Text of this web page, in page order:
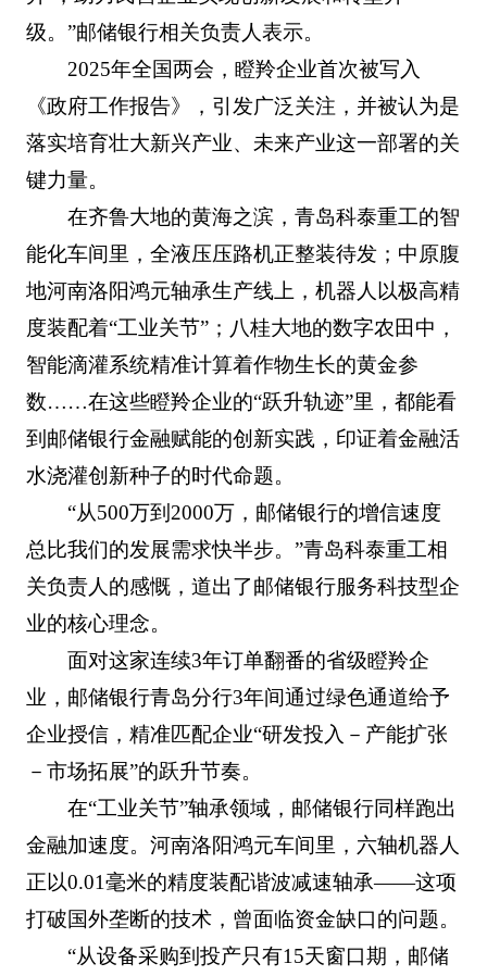
级。”邮储银行相关负责人表示。
2025年全国两会，瞪羚企业首次被写入
《政府工作报告》，引发广泛关注，并被认为是
落实培育壮大新兴产业、未来产业这一部署的关
键力量。
在齐鲁大地的黄海之滨，青岛科泰重工的智
能化车间里，全液压压路机正整装待发；中原腹
地河南洛阳鸿元轴承生产线上，机器人以极高精
度装配着“工业关节”；八桂大地的数字农田中，
智能滴灌系统精准计算着作物生长的黄金参
数……在这些瞪羚企业的“跃升轨迹”里，都能看
到邮储银行金融赋能的创新实践，印证着金融活
水浇灌创新种子的时代命题。
“从500万到2000万，邮储银行的增信速度
总比我们的发展需求快半步。”青岛科泰重工相
关负责人的感慨，道出了邮储银行服务科技型企
业的核心理念。
面对这家连续3年订单翻番的省级瞪羚企
业，邮储银行青岛分行3年间通过绿色通道给予
企业授信，精准匹配企业“研发投入－产能扩张
－市场拓展”的跃升节奏。
在“工业关节”轴承领域，邮储银行同样跑出
金融加速度。河南洛阳鸿元车间里，六轴机器人
正以0.01毫米的精度装配谐波减速轴承——这项
打破国外垄断的技术，曾面临资金缺口的问题。
“从设备采购到投产只有15天窗口期，邮储